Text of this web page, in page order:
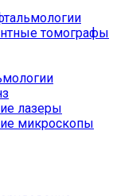
томографы
лазеры
микроскопы